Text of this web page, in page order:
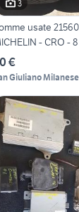
3
usate
- CRO - 8
€
Giuliano Milanese